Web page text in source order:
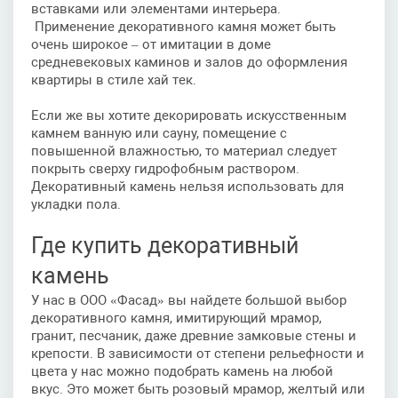
вставками или элементами интерьера.
Применение декоративного камня может быть
очень широкое – от имитации в доме
средневековых каминов и залов до оформления
квартиры в стиле хай тек.
Если же вы хотите декорировать искусственным
камнем ванную или сауну, помещение с
повышенной влажностью, то материал следует
покрыть сверху гидрофобным раствором.
Декоративный камень нельзя использовать для
укладки пола.
Где купить декоративный
камень
У нас в ООО «Фасад» вы найдете большой выбор
декоративного камня, имитирующий мрамор,
гранит, песчаник, даже древние замковые стены и
крепости. В зависимости от степени рельефности и
цвета у нас можно подобрать камень на любой
вкус. Это может быть розовый мрамор, желтый или